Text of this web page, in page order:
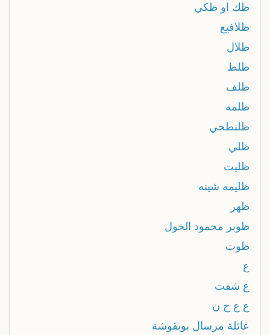
ظك او ظكي
ظلافيع
ظلال
ظلط
ظلف
ظلمه
ظلنطحي
ظلي
ظليت
ظليمه شينه
ظهر
ظوبر محمود الخول
ظوت
ع
ع شفت
ع ع ح ن
عائلة مرسال بوبقوشة